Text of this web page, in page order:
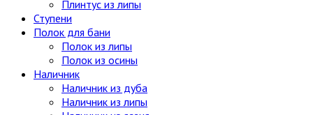
Плинтус из липы
Ступени
Полок для бани
Полок из липы
Полок из осины
Наличник
Наличник из дуба
Наличник из липы